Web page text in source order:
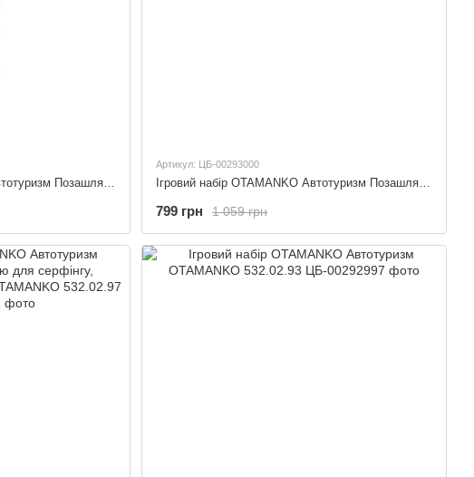
Ігровий набір OTAMANKO Автотуризм Позашляховик з каное та баггі OTAMANKO 532.02.98
Артикул: ЦБ-00293000
Ігровий набір OTAMANKO Автотуризм Позашляховик з 2 дошками для серфінгу та гідроциклом OTAMANKO 532.02.96
1 059 грн
799 грн